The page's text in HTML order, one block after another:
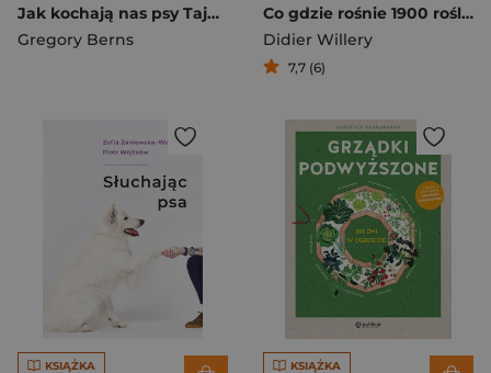
Jak kochają nas psy Tajemnice psiego mózgu
Gregory Berns
Co gdzie rośnie 1900 roślin ogrodowych na każde stanowisko
Didier Willery
7,7 (6)
KSIĄŻKA KSIĄŻKA